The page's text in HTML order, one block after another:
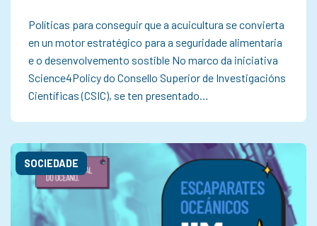
Políticas para conseguir que a acuicultura se convierta
en un motor estratégico para a seguridade alimentaria
e o desenvolvemento sostible No marco da iniciativa
Science4Policy do Consello Superior de Investigacións
Científicas (CSIC), se ten presentado…
SOCIEDADE